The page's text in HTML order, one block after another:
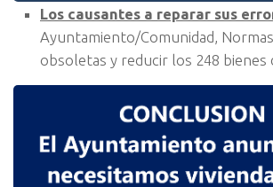
Los causantes a reparar sus
Ayuntamiento/Comunidad,
obsoletas y reducir los 248 bienes